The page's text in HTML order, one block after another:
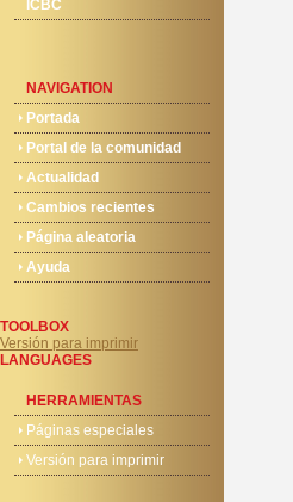
ICBC
NAVIGATION
Portada
Portal de la comunidad
Actualidad
Cambios recientes
Página aleatoria
Ayuda
TOOLBOX
Versión para imprimir
LANGUAGES
HERRAMIENTAS
Páginas especiales
Versión para imprimir